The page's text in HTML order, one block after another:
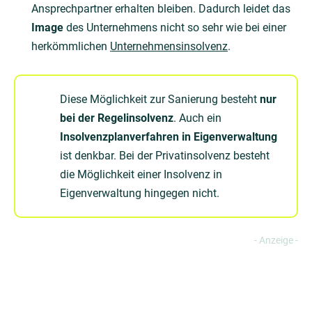
Ansprechpartner erhalten bleiben. Dadurch leidet das
Image des Unternehmens nicht so sehr wie bei einer
herkömmlichen Unternehmensinsolvenz.
Diese Möglichkeit zur Sanierung besteht nur
bei der Regelinsolvenz. Auch ein
Insolvenzplanverfahren in Eigenverwaltung
ist denkbar. Bei der Privatinsolvenz besteht
die Möglichkeit einer Insolvenz in
Eigenverwaltung hingegen nicht.